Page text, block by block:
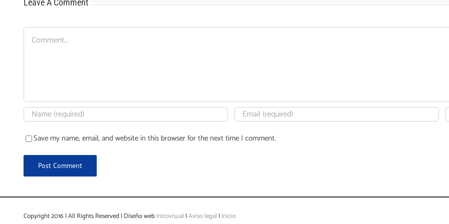
Leave A Comment
Comment
Save my name, email, and website in this browser for the next time I comment.
Copyright 2016 | All Rights Reserved | Diseño webIntrovisual |Aviso legal |Inicio